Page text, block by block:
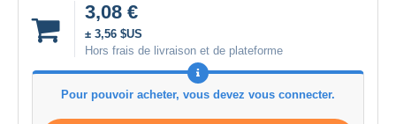
3,08 €
± 3,56 $US
Hors frais de livraison et de plateforme
Pour pouvoir acheter, vous devez vous connecter.